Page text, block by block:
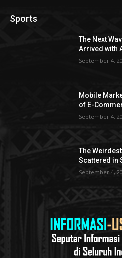
Sports
The Next
Arrived with
September 4,
Mobile
of E-
September 4,
The
Scattered in
September 4,